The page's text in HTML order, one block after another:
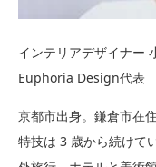
インテリアデザイナー
Euphoria Design代表
京都市出身。鎌倉市在
特技は 3 歳から続けて